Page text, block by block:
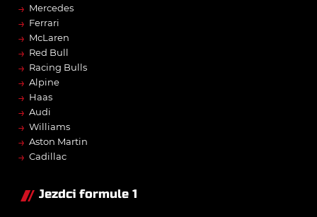
→ Mercedes
→ Ferrari
→ McLaren
→ Red Bull
→ Racing Bulls
→ Alpine
→ Haas
→ Audi
→ Williams
→ Aston Martin
→ Cadillac
Jezdci formule 1